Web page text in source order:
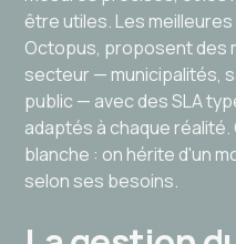
être utiles. Les
Octopus, proposent des
secteur — municipalités,
public — avec des SLA
adaptés à chaque
blanche : on hérite d'un
selon ses besoins.